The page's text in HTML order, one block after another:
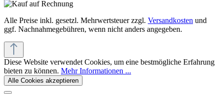
Alle Preise inkl. gesetzl. Mehrwertsteuer zzgl. Versandkosten und
ggf. Nachnahmegebühren, wenn nicht anders angegeben.
Diese Website verwendet Cookies, um eine bestmögliche Erfahrung
bieten zu können. Mehr Informationen ...
Alle Cookies akzeptieren